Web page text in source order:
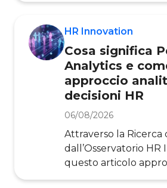
esperienza? E cosa
capitale umano
generazioni? Le
basano sulla ricerca
dell’Osservatorio HR
sulle analisi
Internazionale del
punti di riferimento a
HR Innovation
Cosa significa
Analytics e
approccio
decisioni HR
06/08/2026
Attraverso la Ricerca
dall’Osservatorio HR
questo articolo
cosa significa People